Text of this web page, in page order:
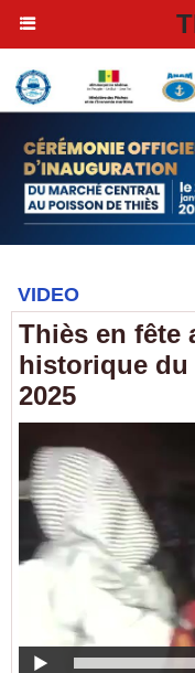
VIDEO
Thiès en fête
historique du
2025